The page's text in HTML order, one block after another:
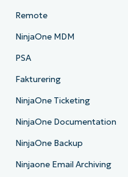
Remote
NinjaOne MDM
PSA
Fakturering
NinjaOne Ticketing
NinjaOne Documentation
NinjaOne Backup
Ninjaone Email Archiving